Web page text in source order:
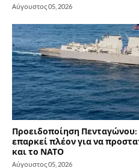
Αύγουστος 05, 2026
Προειδοποίηση Πενταγώνου:
επαρκεί πλέον για να
και το ΝΑΤΟ
Αύγουστος 05, 2026